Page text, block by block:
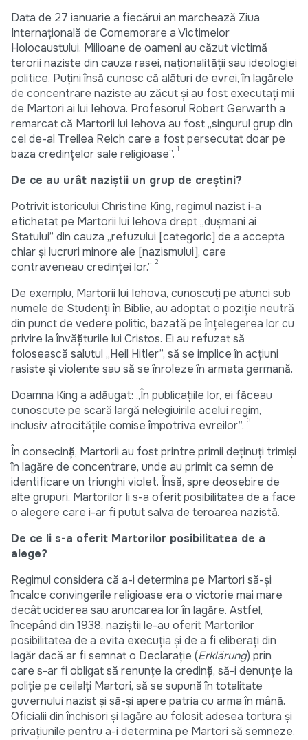
Data de 27 ianuarie a fiecărui an marchează Ziua
Internațională de Comemorare a Victimelor
Holocaustului. Milioane de oameni au căzut victimă
terorii naziste din cauza rasei, naționalității sau ideologiei
politice. Puțini însă cunosc că alături de evrei, în lagărele
de concentrare naziste au zăcut și au fost executați mii
de Martori ai lui Iehova. Profesorul Robert Gerwarth a
remarcat că Martorii lui Iehova au fost „singurul grup din
cel de-al Treilea Reich care a fost persecutat doar pe
baza credințelor sale religioase”. 1
De ce au urât naziștii un grup de creștini?
Potrivit istoricului Christine King, regimul nazist i-a
etichetat pe Martorii lui Iehova drept „dușmani ai
Statului” din cauza „refuzului [categoric] de a accepta
chiar și lucruri minore ale [nazismului], care
contraveneau credinței lor.” 2
De exemplu, Martorii lui Iehova, cunoscuți pe atunci sub
numele de Studenți în Biblie, au adoptat o poziție neutră
din punct de vedere politic, bazată pe înțelegerea lor cu
privire la învățăturile lui Cristos. Ei au refuzat să
folosească salutul „Heil Hitler”, să se implice în acțiuni
rasiste și violente sau să se înroleze în armata germană.
Doamna King a adăugat: „În publicațiile lor, ei făceau
cunoscute pe scară largă nelegiuirile acelui regim,
inclusiv atrocitățile comise împotriva evreilor”. 3
În consecință, Martorii au fost printre primii deținuți trimiși
în lagăre de concentrare, unde au primit ca semn de
identificare un triunghi violet. Însă, spre deosebire de
alte grupuri, Martorilor li s-a oferit posibilitatea de a face
o alegere care i-ar fi putut salva de teroarea nazistă.
De ce li s-a oferit Martorilor posibilitatea de a
alege?
Regimul considera că a-i determina pe Martori să-și
încalce convingerile religioase era o victorie mai mare
decât uciderea sau aruncarea lor în lagăre. Astfel,
începând din 1938, naziștii le-au oferit Martorilor
posibilitatea de a evita execuția și de a fi eliberați din
lagăr dacă ar fi semnat o Declarație (Erklärung) prin
care s-ar fi obligat să renunțe la credință, să-i denunțe la
poliție pe ceilalți Martori, să se supună în totalitate
guvernului nazist și să-și apere patria cu arma în mână.
Oficialii din închisori și lagăre au folosit adesea tortura și
privațiunile pentru a-i determina pe Martori să semneze.